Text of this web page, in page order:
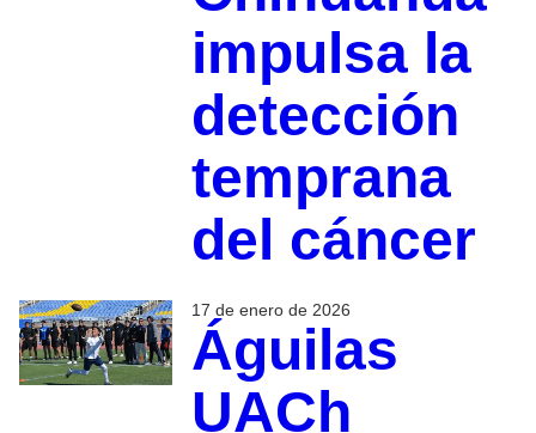
impulsa la
detección
temprana
del cáncer
17 de enero de 2026
Águilas
UACh